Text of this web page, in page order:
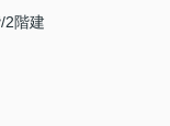
2階建